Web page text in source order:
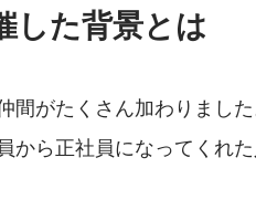
した背景とは
間がたくさん加わりまし
から正社員になってくれ